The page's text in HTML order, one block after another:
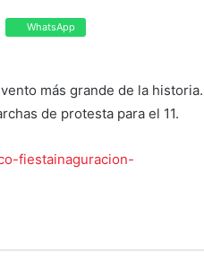
WhatsApp
más grande de la
de protesta para el 11.
fiestainaguracion-